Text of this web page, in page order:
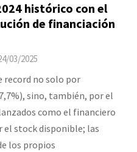
histórico con el
de financiación
03/2025
record no solo por
sino, también, por el
como el financiero
stock disponible; las
los propios